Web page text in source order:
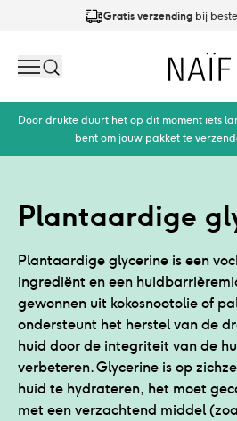
Gratis verzending bij
Search Naïf
Door drukte duurt het op dit moment iets
bent om jouw pakket te
Plantaardige
Plantaardige glycerine is een
ingrediënt en een
gewonnen uit kokosnootolie of
ondersteunt het herstel van de
huid door de integriteit van de
verbeteren. Glycerine is op
huid te hydrateren, het moet
met een verzachtend middel